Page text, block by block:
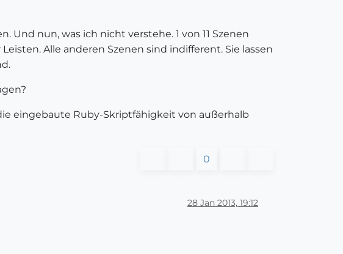
Und nun, was ich nicht verstehe. 1 von 11 Szenen
Alle anderen Szenen sind indifferent. Sie lassen
eingebaute Ruby-Skriptfähigkeit von außerhalb
0
28 Jan 2013, 19:12